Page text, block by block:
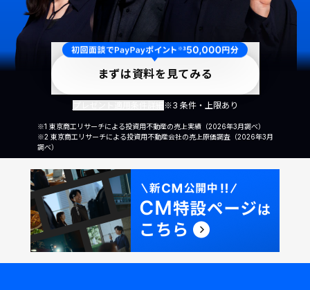
まずは資料を見てみる
※3 条件・上限あり
※1 東京商工リサーチによる投資用不動産の売上実績（2026年3月調べ）
※2 東京商工リサーチによる投資用不動産会社の売上原価調査（2026年3月
調べ）